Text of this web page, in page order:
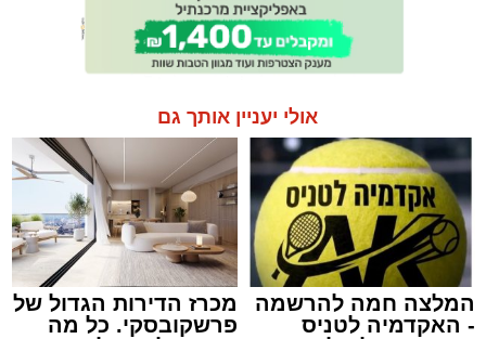
אולי יעניין אותך גם
המלצה חמה להרשמה
- האקדמיה לטניס
מכרז הדירות הגדול של
פרשקובסקי. כל מה